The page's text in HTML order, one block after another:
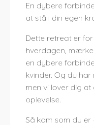
En dybere
at stå i din egen
Dette retreat er
hverdagen,
en dybere
kvinder. Og du
men vi lover dig at
oplevelse.
Så kom som du